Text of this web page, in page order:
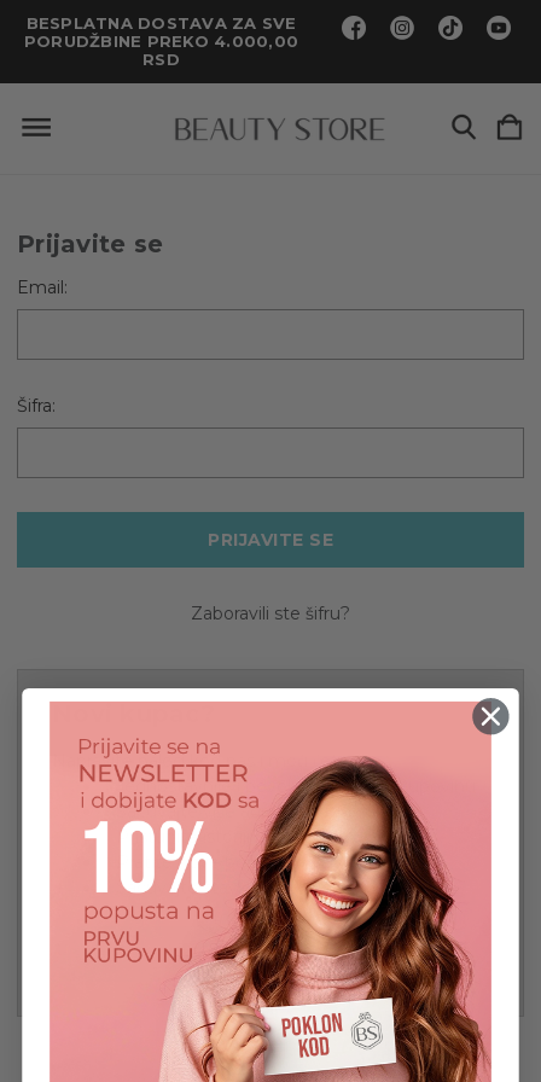
BESPLATNA DOSTAVA ZA SVE
PORUDŽBINE PREKO 4.000,00
RSD
Prijavite se
Email:
Šifra:
Zaboravili ste šifru?
Napravite nalog kod nas i moći ćete da:
Jednostavnije i povoljnije završite kupovinu
Sačuvajte više adresa za isporuku
Pristupite istoriji porudžbina
Pratite nove porudžbine
Sačuvajte stavke na svojoj listi želja
REGISTRUJ SE